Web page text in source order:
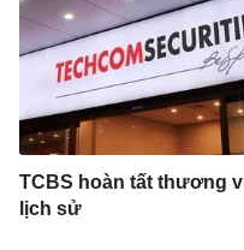
TCBS hoàn tất thương
lịch sử